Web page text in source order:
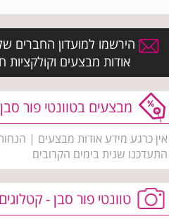
הירשמו למועדון החברים
אודות מבצעים וקולקציות
מבצעים בטוונטי פור סבן
אין כרגע מידע אודות מבצעים |
התעדכנו שנית בימים הקרובים
טוונטי פור סבן - קטלוגים